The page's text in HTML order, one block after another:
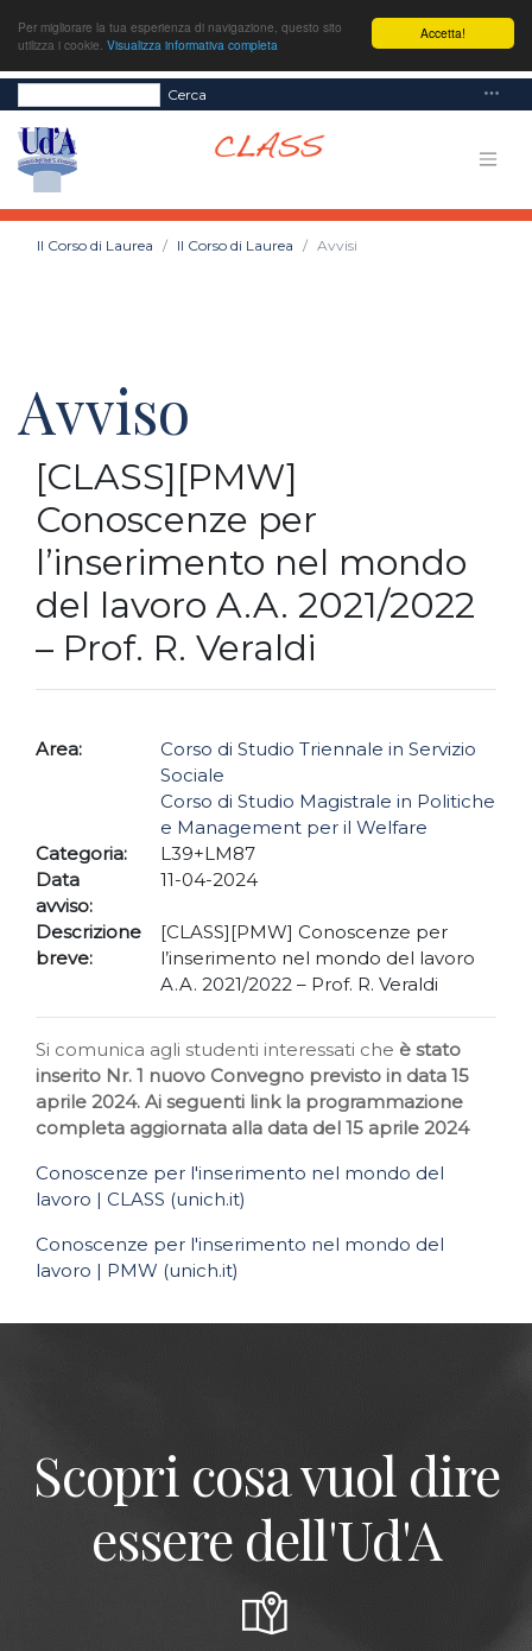
Accetta!
Per migliorare la tua esperienza di navigazione, questo sito
utilizza i cookie. Visualizza informativa completa
Cerca
Il Corso di Laurea Il Corso di Laurea Avvisi
Avviso
[CLASS][PMW]
Conoscenze per
l’inserimento nel mondo
del lavoro A.A. 2021/2022
– Prof. R. Veraldi
Area:
Corso di Studio Triennale in Servizio
Sociale
Corso di Studio Magistrale in Politiche
e Management per il Welfare
Categoria:
L39+LM87
Data
avviso:
11-04-2024
Descrizione
breve:
[CLASS][PMW] Conoscenze per
l’inserimento nel mondo del lavoro
A.A. 2021/2022 – Prof. R. Veraldi
Si comunica agli studenti interessati che è stato
inserito Nr. 1 nuovo Convegno previsto in data 15
aprile 2024. Ai seguenti link la programmazione
completa aggiornata alla data del 15 aprile 2024
Conoscenze per l'inserimento nel mondo del
lavoro | CLASS (unich.it)
Conoscenze per l'inserimento nel mondo del
lavoro | PMW (unich.it)
Scopri cosa vuol dire
essere dell'Ud'A